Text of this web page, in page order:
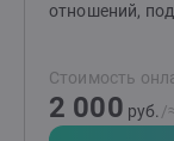
отношений,
буду
тем, кто готов
использую
Стоимость
2 000 руб. /